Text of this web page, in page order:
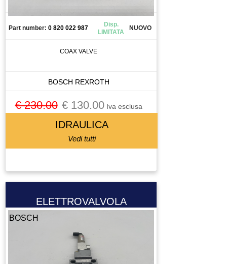
Part number: 0 820 022 987
Disp.
LIMITATA
NUOVO
COAX VALVE
BOSCH REXROTH
€ 230.00 € 130.00Iva esclusa
IDRAULICA
Vedi tutti
ELETTROVALVOLA
BOSCH